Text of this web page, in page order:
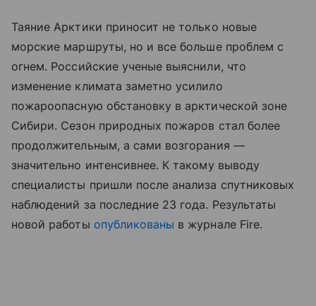
Таяние Арктики приносит не только новые
морские маршруты, но и все больше проблем с
огнем. Российские ученые выяснили, что
изменение климата заметно усилило
пожароопасную обстановку в арктической зоне
Сибири. Сезон природных пожаров стал более
продолжительным, а сами возгорания —
значительно интенсивнее. К такому выводу
специалисты пришли после анализа спутниковых
наблюдений за последние 23 года. Результаты
новой работы опубликованы в журнале Fire.